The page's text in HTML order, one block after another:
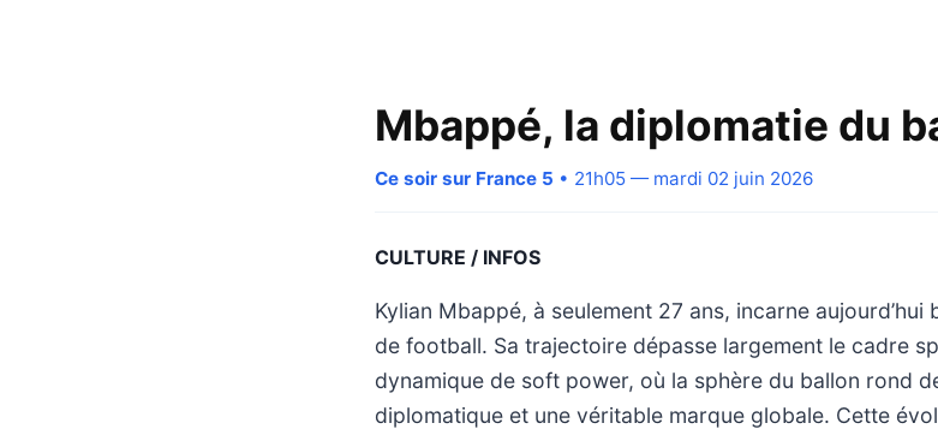
Mbappé, la diplomatie du
Ce soir sur France 5 • 21h05 — mardi 02 juin 2026
CULTURE / INFOS
Kylian Mbappé, à seulement 27 ans, incarne aujourd’hui
de football. Sa trajectoire dépasse largement le cadre
dynamique de soft power, où la sphère du ballon rond
diplomatique et une véritable marque globale. Cette